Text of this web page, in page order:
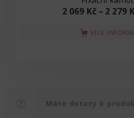
2 069 Kč– 2 279
VÍCE
Máte dotazy k